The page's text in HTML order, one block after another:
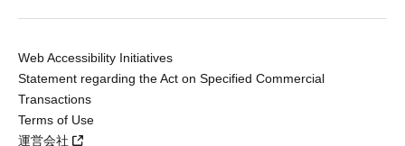
Web Accessibility Initiatives
Statement regarding the Act on Specified Commercial
Transactions
Terms of Use
運営会社